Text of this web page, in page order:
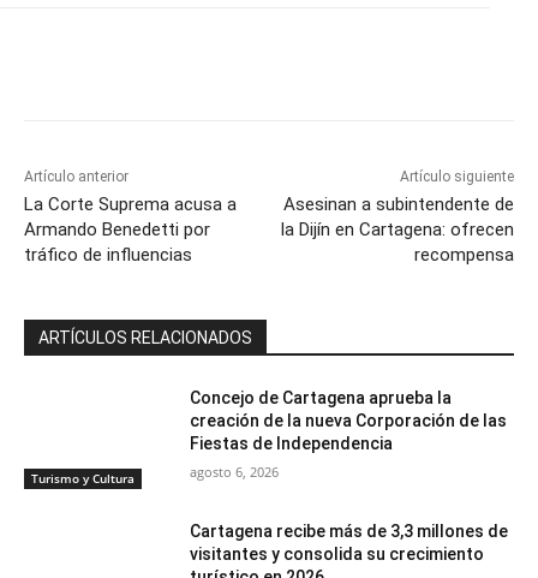
Artículo anterior
La Corte Suprema acusa a
Armando Benedetti por
tráfico de influencias
Artículo siguiente
Asesinan a subintendente de
la Dijín en Cartagena: ofrecen
recompensa
ARTÍCULOS RELACIONADOS
Turismo y Cultura
Concejo de Cartagena aprueba la
creación de la nueva Corporación de las
Fiestas de Independencia
agosto 6, 2026
Cartagena recibe más de 3,3 millones de
visitantes y consolida su crecimiento